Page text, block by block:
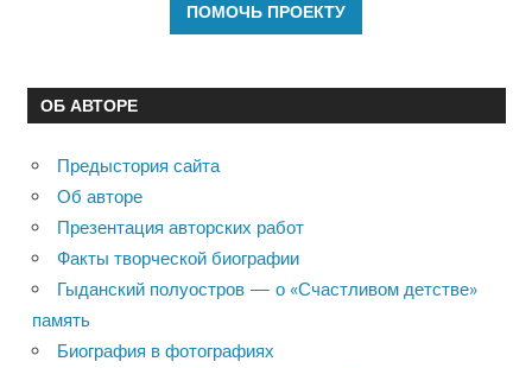
ОБ АВТОРЕ
Предыстория сайта
Об авторе
Презентация авторских работ
Факты творческой биографии
Гыданский полуостров — о «Счастливом детстве»
память
Биография в фотографиях